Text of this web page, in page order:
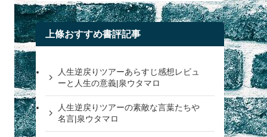
上條おすすめ書評記事
人生逆戻りツアーあらすじ感想レビュ
ーと人生の意義|泉ウタマロ
人生逆戻りツアーの素敵な言葉たちや
名言|泉ウタマロ